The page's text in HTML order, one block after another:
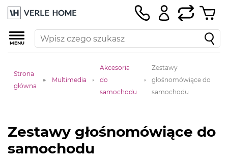
MENU
Strona
główna
Multimedia
Akcesoria
do
samochodu
Zestawy
głośnomówiące do
samochodu
Zestawy głośnomówiące do
samochodu